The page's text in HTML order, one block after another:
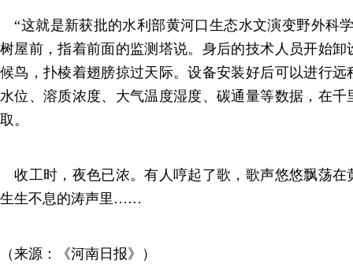
“这就是新获批的水利部黄河口生态水文演变野外科
树屋前，指着前面的监测塔说。身后的技术人员开始
候鸟，扑棱着翅膀掠过天际。设备安装好后可以进行
水位、溶质浓度、大气温度湿度、碳通量等数据，在
取。
收工时，夜色已浓。有人哼起了歌，歌声悠悠飘荡在
生生不息的涛声里……
（来源：《河南日报》）